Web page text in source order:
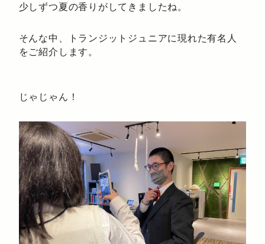
少しずつ夏の香りがしてきましたね。
そんな中、トランジットジュニアに現れた有名人
をご紹介します。
じゃじゃん！